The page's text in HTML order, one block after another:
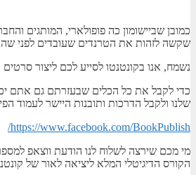
כמובן שביישומון כה פופולארי, המותגים
שקשה לזהות את הטרנדים שעובדים לפני
נשמח, אנו בקונטנטו לסייע לכם ליצור
כדי לקבל את כל הכלים שבעזרתם גם אתם
שלנו ולקבל הדרכות ותובנות היישר לעמוד
https://www.facebook.com/BookPublish/
הקורס הדיגיטלי המלא ליציאה לאור של